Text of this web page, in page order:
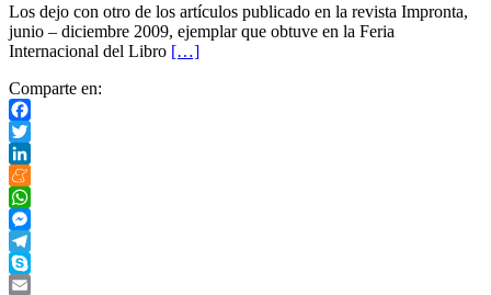
Los dejo con otro de los artículos publicado en la revista Impronta,
junio – diciembre 2009, ejemplar que obtuve en la Feria
Internacional del Libro […]
Comparte en:
Facebook
Twitter
LinkedIn
Meneame
WhatsApp
Messenger
Telegram
Skype